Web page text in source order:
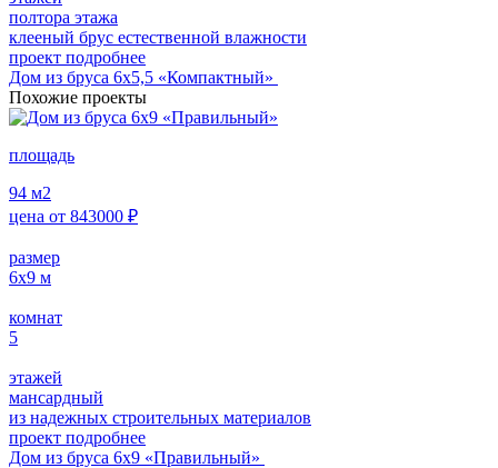
полтора этажа
клееный брус естественной влажности
проект подробнее
Дом из бруса 6х5,5 «Компактный»
Похожие проекты
площадь
94 м2
цена от 843000 ₽
размер
6х9 м
комнат
5
этажей
мансардный
из надежных строительных материалов
проект подробнее
Дом из бруса 6х9 «Правильный»